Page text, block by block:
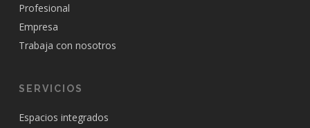
Profesional
Empresa
Trabaja con nosotros
SERVICIOS
Espacios integrados